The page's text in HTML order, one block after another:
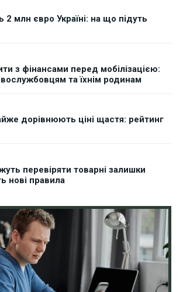
2 млн євро Україні: на що підуть
з фінансами перед мобілізацією:
та їхнім родинам
дорівнюють ціні щастя: рейтинг
перевіряти товарні залишки
нові правила